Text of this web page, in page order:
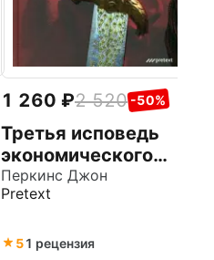
1 260 2 520 -50%
Третья исповедь
экономического
убийцы
Перкинс Джон
Pretext
51 рецензия